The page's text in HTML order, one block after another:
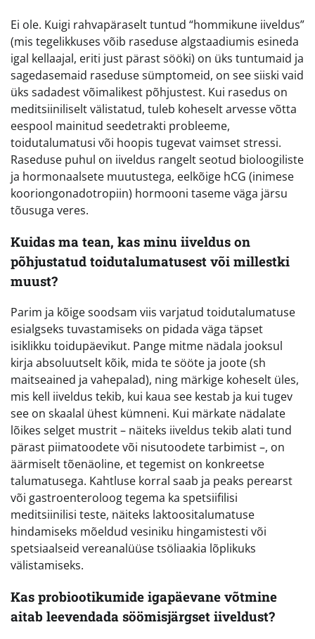
Ei ole. Kuigi rahvapäraselt tuntud “hommikune iiveldus”
(mis tegelikkuses võib raseduse algstaadiumis esineda
igal kellaajal, eriti just pärast sööki) on üks tuntumaid ja
sagedasemaid raseduse sümptomeid, on see siiski vaid
üks sadadest võimalikest põhjustest. Kui rasedus on
meditsiiniliselt välistatud, tuleb koheselt arvesse võtta
eespool mainitud seedetrakti probleeme,
toidutalumatusi või hoopis tugevat vaimset stressi.
Raseduse puhul on iiveldus rangelt seotud bioloogiliste
ja hormonaalsete muutustega, eelkõige hCG (inimese
kooriongonadotropiin) hormooni taseme väga järsu
tõusuga veres.
Kuidas ma tean, kas minu iiveldus on
põhjustatud toidutalumatusest või millestki
muust?
Parim ja kõige soodsam viis varjatud toidutalumatuse
esialgseks tuvastamiseks on pidada väga täpset
isiklikku toidupäevikut. Pange mitme nädala jooksul
kirja absoluutselt kõik, mida te sööte ja joote (sh
maitseained ja vahepalad), ning märkige koheselt üles,
mis kell iiveldus tekib, kui kaua see kestab ja kui tugev
see on skaalal ühest kümneni. Kui märkate nädalate
lõikes selget mustrit – näiteks iiveldus tekib alati tund
pärast piimatoodete või nisutoodete tarbimist –, on
äärmiselt tõenäoline, et tegemist on konkreetse
talumatusega. Kahtluse korral saab ja peaks perearst
või gastroenteroloog tegema ka spetsiifilisi
meditsiinilisi teste, näiteks laktoositalumatuse
hindamiseks mõeldud vesiniku hingamistesti või
spetsiaalseid vereanalüüse tsöliaakia lõplikuks
välistamiseks.
Kas probiootikumide igapäevane võtmine
aitab leevendada söömisjärgset iiveldust?